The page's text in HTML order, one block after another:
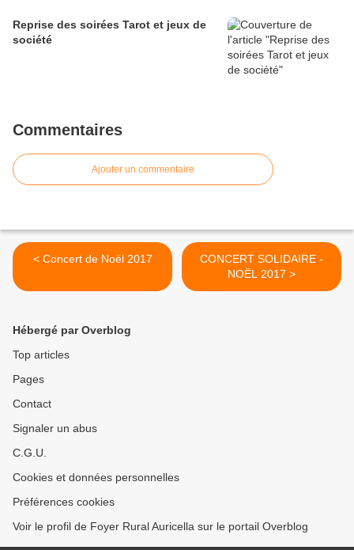
Reprise des soirées Tarot et jeux de
société
Commentaires
Ajouter un commentaire
< Concert de Noël 2017
CONCERT SOLIDAIRE -
NOËL 2017 >
Hébergé par Overblog
Top articles
Pages
Contact
Signaler un abus
C.G.U.
Cookies et données personnelles
Préférences cookies
Voir le profil de Foyer Rural Auricella sur le portail Overblog